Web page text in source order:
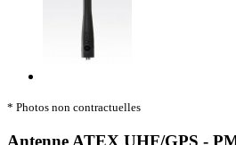
* Photos non contractuelles
Antenne ATEX UHF/GPS -